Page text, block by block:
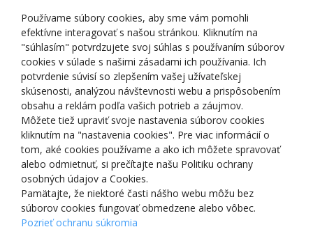
O NÁS
NAKUPOVANIE
ZÁKAZNÍCKA ZÓNA
NAŠE OCENENIA
Používame súbory cookies, aby sme vám pomohli
efektívne interagovať s našou stránkou. Kliknutím na
"súhlasím" potvrdzujete svoj súhlas s používaním súborov
cookies v súlade s našimi zásadami ich používania. Ich
potvrdenie súvisí so zlepšením vašej užívateľskej
skúsenosti, analýzou návštevnosti webu a prispôsobením
obsahu a reklám podľa vašich potrieb a záujmov.
Môžete tiež upraviť svoje nastavenia súborov cookies
kliknutím na "nastavenia cookies". Pre viac informácií o
tom, aké cookies používame a ako ich môžete spravovať
alebo odmietnuť, si prečítajte našu Politiku ochrany
osobných údajov a Cookies.
Pamätajte, že niektoré časti nášho webu môžu bez
súborov cookies fungovať obmedzene alebo vôbec.
Pozrieť ochranu súkromia